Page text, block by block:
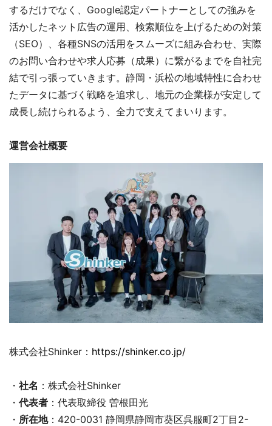
するだけでなく、Google認定パートナーとしての強みを
活かしたネット広告の運用、検索順位を上げるための対策
（SEO）、各種SNSの活用をスムーズに組み合わせ、実際
のお問い合わせや求人応募（成果）に繋がるまでを自社完
結で引っ張っていきます。静岡・浜松の地域特性に合わせ
たデータに基づく戦略を追求し、地元の企業様が安定して
成長し続けられるよう、全力で支えてまいります。
運営会社概要
株式会社Shinker： https://shinker.co.jp/
・ 社名 ：株式会社Shinker
・ 代表者 ：代表取締役 曽根田光
・ 所在地：420-0031 静岡県静岡市葵区呉服町2丁目2-